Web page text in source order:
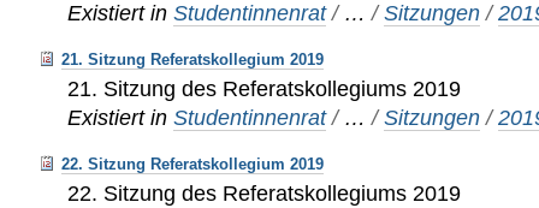
Existiert in Studentinnenrat / …/Sitzungen /
21. Sitzung Referatskollegium 2019
21. Sitzung des Referatskollegiums 2019
Existiert in Studentinnenrat / …/Sitzungen /
22. Sitzung Referatskollegium 2019
22. Sitzung des Referatskollegiums 2019